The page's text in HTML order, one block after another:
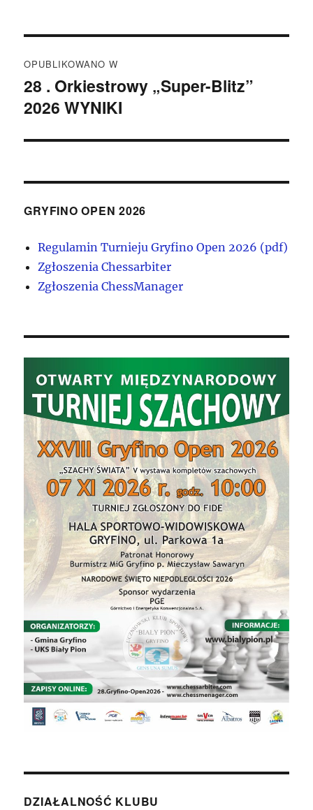
wpisu
OPUBLIKOWANO W
28 . Orkiestrowy „Super-Blitz”
2026 WYNIKI
GRYFINO OPEN 2026
Regulamin Turnieju Gryfino Open 2026 (pdf)
Zgłoszenia Chessarbiter
Zgłoszenia ChessManager
DZIAŁALNOŚĆ KLUBU